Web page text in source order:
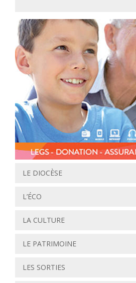
LE DIOCÈSE
L’ÉCO
LA CULTURE
LE PATRIMOINE
LES SORTIES